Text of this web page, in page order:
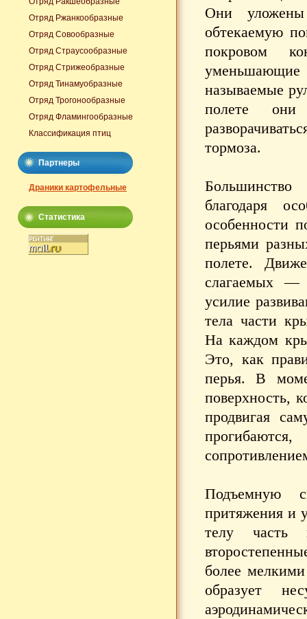
Они
обтекаемую
покровом
уменьшающие
называемые
полете они
тормоза.
Большинство
благодаря
особенности
перьями
полете.
слагаемых —
усилие
тела части
На каждом
Это, как
перья. В
поверхность,
продвигая
Подъемную
притяжения и
телу
более
образует
Отряд Ржанкообразные
Отряд Совообразные
Отряд Страусообразные
Отряд Стрижеобразные
Отряд Тинамуобразные
Отряд Трогонообразные
Отряд Фламингообразные
Классификация птиц
Партнеры
Драники картофельные
Статистика